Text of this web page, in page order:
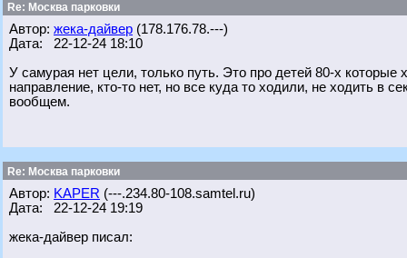
Re: Москва парковки
Автор: жека-дайвер (178.176.78.---)
Дата: 22-12-24 18:10
У самурая нет цели, только путь. Это про детей 80-х
направление, кто-то нет, но все куда то ходили, не ходить в
вообщем.
Re: Москва парковки
Автор: KAPER (---.234.80-108.samtel.ru)
Дата: 22-12-24 19:19
жека-дайвер писал: